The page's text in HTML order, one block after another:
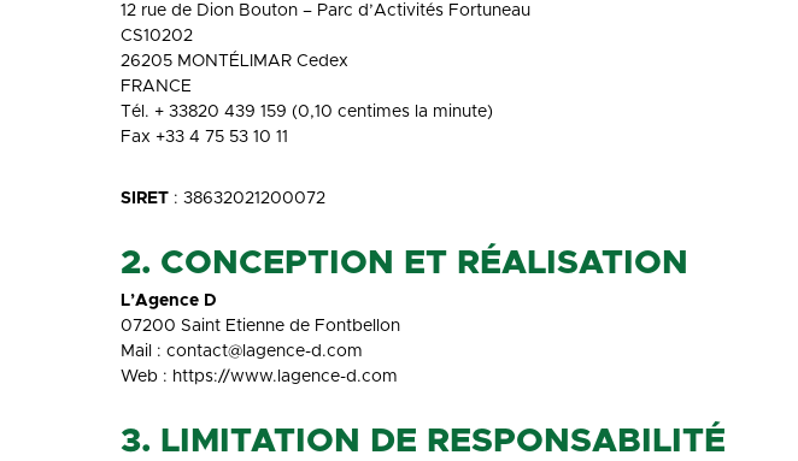
12 rue de Dion Bouton – Parc d’Activités Fortuneau
CS10202
26205 MONTÉLIMAR Cedex
FRANCE
Tél. + 33820 439 159 (0,10 centimes la minute)
Fax +33 4 75 53 10 11
SIRET : 38632021200072
2. CONCEPTION ET RÉALISATION
L’Agence D
07200 Saint Etienne de Fontbellon
Mail : contact@lagence-d.com
Web : https://www.lagence-d.com
3. LIMITATION DE RESPONSABILITÉ